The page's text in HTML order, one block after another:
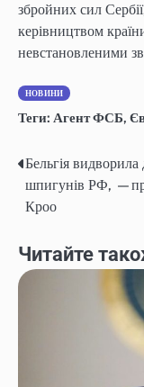
збройних сил
керівництвом
невстановленими
НОВИНИ
Теги: Агент ФСБ,
Навігація
записів
Бельгія видворила
шпигунів РФ,
Кроо
Читайте